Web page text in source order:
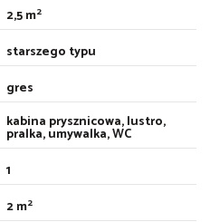
2,5 m2
starszego typu
gres
kabina prysznicowa, lustro,
pralka, umywalka, WC
1
2 m2